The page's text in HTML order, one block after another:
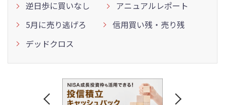
逆日歩に買いなし
アニュアルレポート
5月に売り逃げろ
信用買い残・売り残
デッドクロス